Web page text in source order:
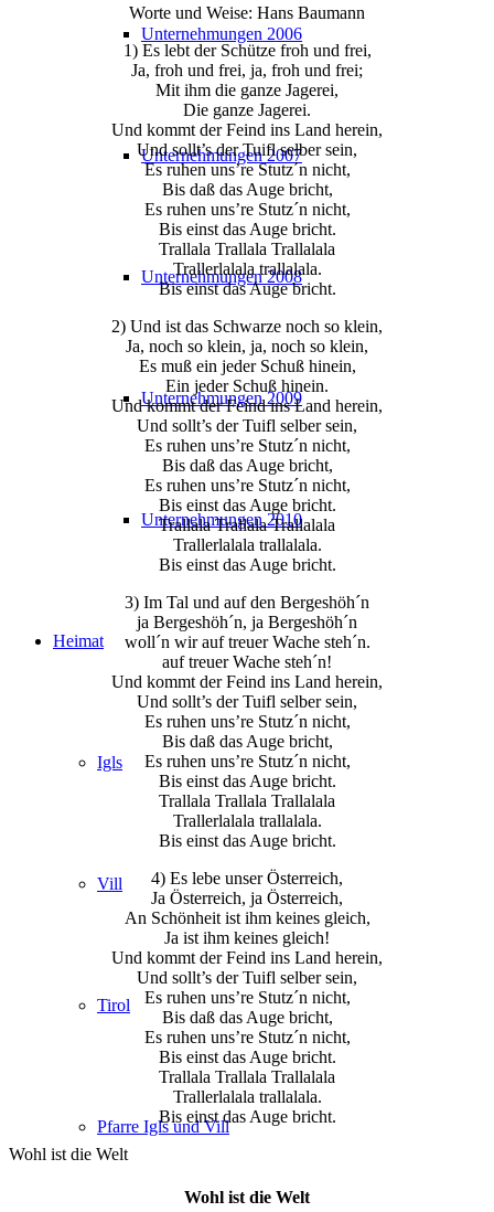
Unternehmungen 2006
Unternehmungen 2007
Unternehmungen 2008
Unternehmungen 2009
Unternehmungen 2010
Heimat
Igls
Vill
Tirol
Pfarre Igls und Vill
Worte und Weise: Hans Baumann
1) Es lebt der Schütze froh und frei,
Ja, froh und frei, ja, froh und frei;
Mit ihm die ganze Jagerei,
Die ganze Jagerei.
Und kommt der Feind ins Land herein,
Und sollt’s der Tuifl selber sein,
Es ruhen uns’re Stutz´n nicht,
Bis daß das Auge bricht,
Es ruhen uns’re Stutz´n nicht,
Bis einst das Auge bricht.
Trallala Trallala Trallalala
Trallerlalala trallalala.
Bis einst das Auge bricht.
2) Und ist das Schwarze noch so klein,
Ja, noch so klein, ja, noch so klein,
Es muß ein jeder Schuß hinein,
Ein jeder Schuß hinein.
Und kommt der Feind ins Land herein,
Und sollt’s der Tuifl selber sein,
Es ruhen uns’re Stutz´n nicht,
Bis daß das Auge bricht,
Es ruhen uns’re Stutz´n nicht,
Bis einst das Auge bricht.
Trallala Trallala Trallalala
Trallerlalala trallalala.
Bis einst das Auge bricht.
3) Im Tal und auf den Bergeshöh´n
ja Bergeshöh´n, ja Bergeshöh´n
woll´n wir auf treuer Wache steh´n.
auf treuer Wache steh´n!
Und kommt der Feind ins Land herein,
Und sollt’s der Tuifl selber sein,
Es ruhen uns’re Stutz´n nicht,
Bis daß das Auge bricht,
Es ruhen uns’re Stutz´n nicht,
Bis einst das Auge bricht.
Trallala Trallala Trallalala
Trallerlalala trallalala.
Bis einst das Auge bricht.
4) Es lebe unser Österreich,
Ja Österreich, ja Österreich,
An Schönheit ist ihm keines gleich,
Ja ist ihm keines gleich!
Und kommt der Feind ins Land herein,
Und sollt’s der Tuifl selber sein,
Es ruhen uns’re Stutz´n nicht,
Bis daß das Auge bricht,
Es ruhen uns’re Stutz´n nicht,
Bis einst das Auge bricht.
Trallala Trallala Trallalala
Trallerlalala trallalala.
Bis einst das Auge bricht.
Wohl ist die Welt
Wohl ist die Welt